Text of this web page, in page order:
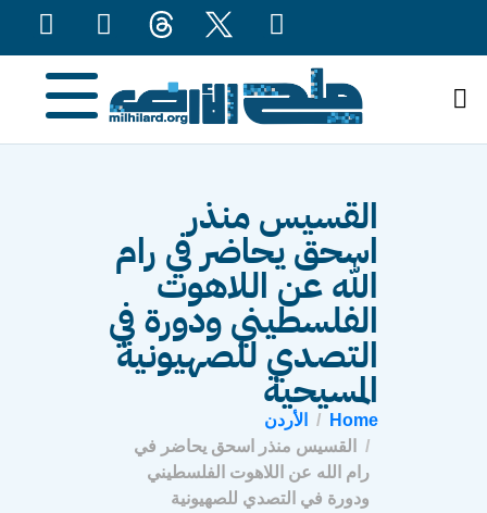
القسيس منذر
اسحق يحاضر في رام
الله عن اللاهوت
الفلسطيني ودورة في
التصدي للصهيونية
المسيحية
Home
الأردن
القسيس منذر اسحق يحاضر في
رام الله عن اللاهوت الفلسطيني
ودورة في التصدي للصهيونية